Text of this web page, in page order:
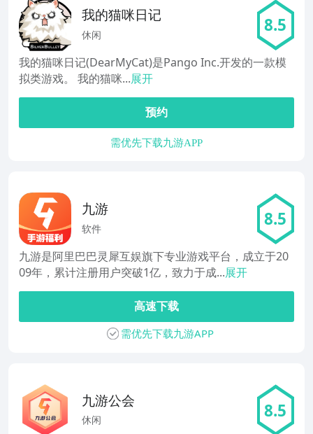
我的猫咪日记
休闲 8.5
我的猫咪日记(DearMyCat)是Pango Inc.开发的一款模
拟类游戏。 我的猫咪...展开
预约
需优先下载九游APP
九游
软件 8.5
九游是阿里巴巴灵犀互娱旗下专业游戏平台，成立于20
09年，累计注册用户突破1亿，致力于成...展开
高速下载
需优先下载九游APP
九游公会
休闲 8.5